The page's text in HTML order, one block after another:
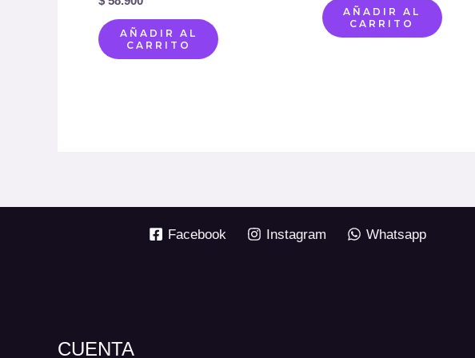
AÑADIR AL
CARRITO
AÑADIR AL
CARRITO
Facebook Instagram Whatsapp
CUENTA